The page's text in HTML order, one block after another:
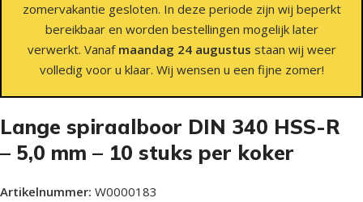
zomervakantie gesloten. In deze periode zijn wij beperkt
bereikbaar en worden bestellingen mogelijk later
verwerkt. Vanaf maandag 24 augustus staan wij weer
volledig voor u klaar. Wij wensen u een fijne zomer!
Lange spiraalboor DIN 340 HSS-R
– 5,0 mm – 10 stuks per koker
Artikelnummer: W0000183